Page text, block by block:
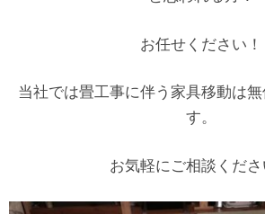
お任せください！
当社では畳工事に伴う家具移動は
す。
お気軽にご相談くださ